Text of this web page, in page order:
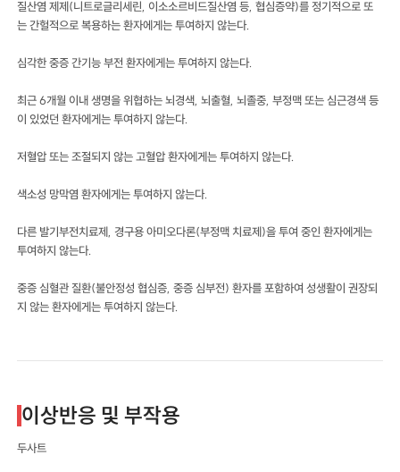
질산염 제제(니트로글리세린, 이소소르비드질산염 등, 협심증약)를 정기적으로 또
는 간헐적으로 복용하는 환자에게는 투여하지 않는다.
심각한 중증 간기능 부전 환자에게는 투여하지 않는다.
최근 6개월 이내 생명을 위협하는 뇌경색, 뇌출혈, 뇌졸중, 부정맥 또는 심근경색 등
이 있었던 환자에게는 투여하지 않는다.
저혈압 또는 조절되지 않는 고혈압 환자에게는 투여하지 않는다.
색소성 망막염 환자에게는 투여하지 않는다.
다른 발기부전치료제, 경구용 아미오다론(부정맥 치료제)을 투여 중인 환자에게는
투여하지 않는다.
중증 심혈관 질환(불안정성 협심증, 중증 심부전) 환자를 포함하여 성생활이 권장되
지 않는 환자에게는 투여하지 않는다.
이상반응 및 부작용
두사트